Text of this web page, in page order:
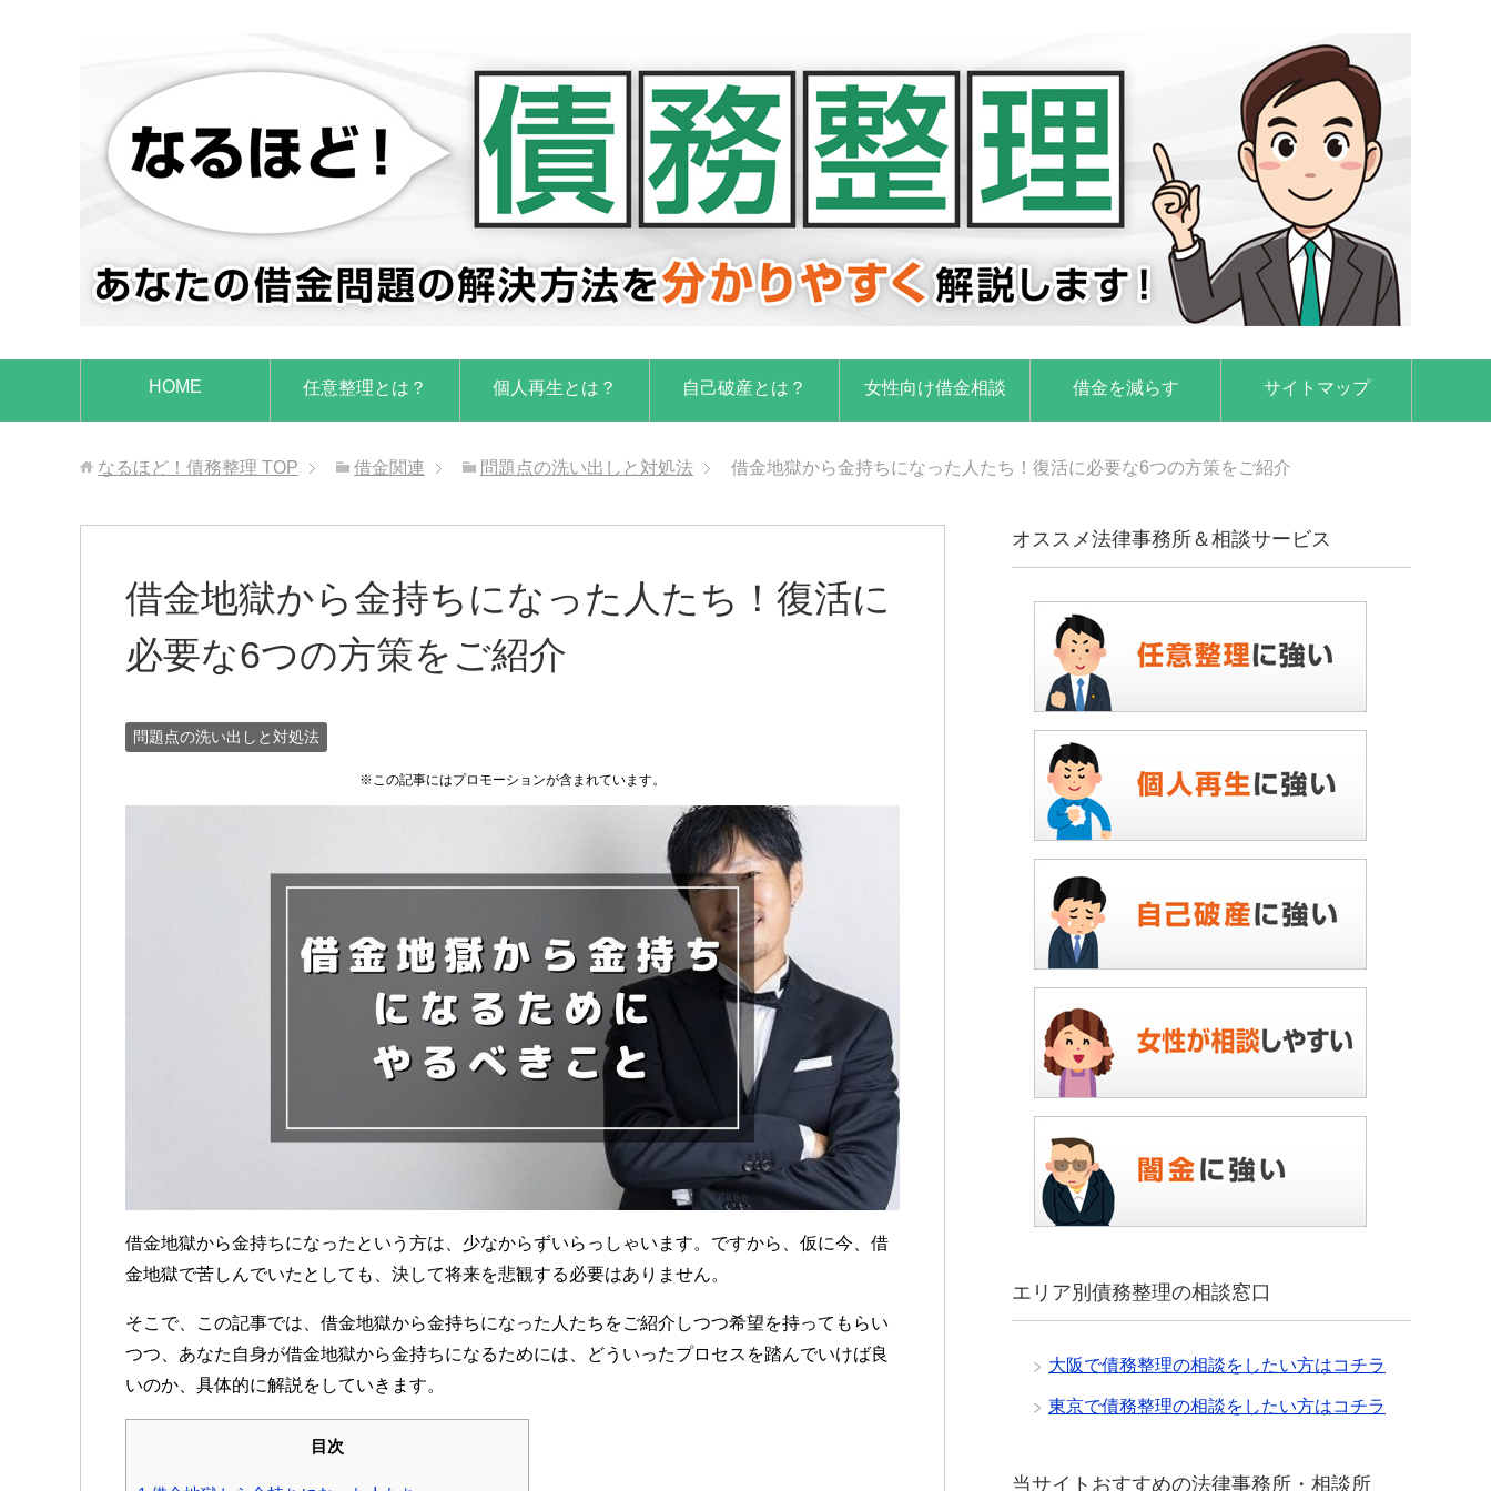
HOME 任意整理とは？ 個人再生とは？ 自己破産とは？ 女性向け借金相談 借金を減らす サイトマップ
なるほど！債務整理 TOP 借金関連 問題点の洗い出しと対処法 借金地獄から金持ちになった人たち！復活に必要な6つの方策をご紹介
借金地獄から金持ちになった人たち！復活に
必要な6つの方策をご紹介
問題点の洗い出しと対処法
※この記事にはプロモーションが含まれています。
借金地獄から金持ちになったという方は、少なからずいらっしゃいます。ですから、仮に今、借
金地獄で苦しんでいたとしても、決して将来を悲観する必要はありません。
そこで、この記事では、借金地獄から金持ちになった人たちをご紹介しつつ希望を持ってもらい
つつ、あなた自身が借金地獄から金持ちになるためには、どういったプロセスを踏んでいけば良
いのか、具体的に解説をしていきます。
目次
オススメ法律事務所＆相談サービス
エリア別債務整理の相談窓口
大阪で債務整理の相談をしたい方はコチラ
東京で債務整理の相談をしたい方はコチラ
当サイトおすすめの法律事務所・相談所